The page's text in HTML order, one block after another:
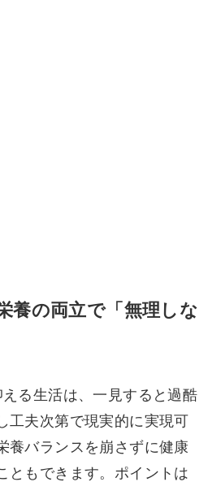
養の両立で「無理しな
る生活は、一見すると過酷
工夫次第で現実的に実現可
養バランスを崩さずに健康
ともできます。ポイントは